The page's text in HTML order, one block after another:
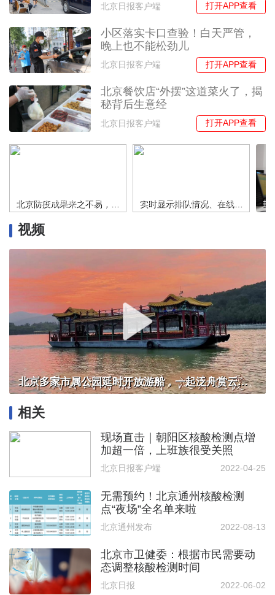
北京日报客户端 打开APP查看
小区落实卡口查验！白天严管，
晚上也不能松劲儿
北京日报客户端 打开APP查看
北京餐饮店“外摆”这道菜火了，揭
秘背后生意经
北京日报客户端 打开APP查看
实时显示排队情况、在线取号，北京多家银行推出措施方便取现
视频
北京多家市属公园延时开放游船，一起泛舟赏云霞！
相关
现场直击｜朝阳区核酸检测点增
加超一倍，上班族很受关照
北京日报客户端 2022-04-25
无需预约！北京通州核酸检测
点“夜场”全名单来啦
北京通州发布 2022-08-13
北京市卫健委：根据市民需要动
态调整核酸检测时间
北京日报 2022-06-02